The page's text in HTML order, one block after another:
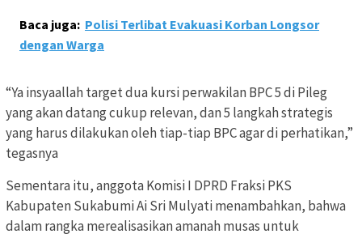
Baca juga: Polisi Terlibat Evakuasi Korban Longsor
dengan Warga
“Ya insyaallah target dua kursi perwakilan BPC 5 di Pileg
yang akan datang cukup relevan, dan 5 langkah strategis
yang harus dilakukan oleh tiap-tiap BPC agar di perhatikan,”
tegasnya
Sementara itu, anggota Komisi I DPRD Fraksi PKS
Kabupaten Sukabumi Ai Sri Mulyati menambahkan, bahwa
dalam rangka merealisasikan amanah musas untuk